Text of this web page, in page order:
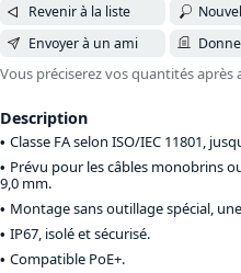
Revenir à la liste
Envoyer à un ami
Vous préciserez vos quantités après
Description
Classe FA selon ISO/IEC 11801,
Prévu pour les câbles monobrins
9,0 mm.
Montage sans outillage spécial,
IP67, isolé et sécurisé.
Compatible PoE+.